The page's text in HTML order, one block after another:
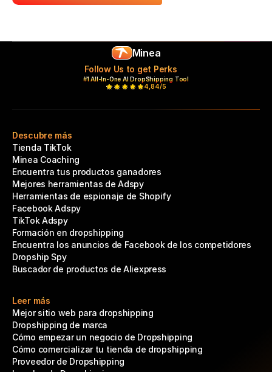
Minea
Follow Us to get Perks
#1 All-In-One AI DropShipping Tool
4,84/5
Descubre más
Tienda TikTok
Minea Coaching
Encuentra tus productos ganadores
Mejores herramientas de Adspy
Herramientas de espionaje de Shopify
Facebook Adspy
TikTok Adspy
Formación en dropshipping
Encuentra los anuncios de Facebook de los competidores
Dropship Spy
Buscador de productos de Aliexpress
Leer más
Mejor sitio web para dropshipping
Dropshipping de marca
Cómo empezar un negocio de Dropshipping
Cómo comercializar tu tienda de dropshipping
Proveedor de Dropshipping